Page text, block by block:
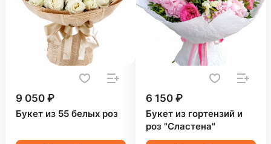
9 050 ₽
Букет из 55 белых роз
6 150 ₽
Букет из гортензий и
роз "Сластена"